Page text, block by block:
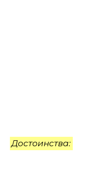
Достоинства: